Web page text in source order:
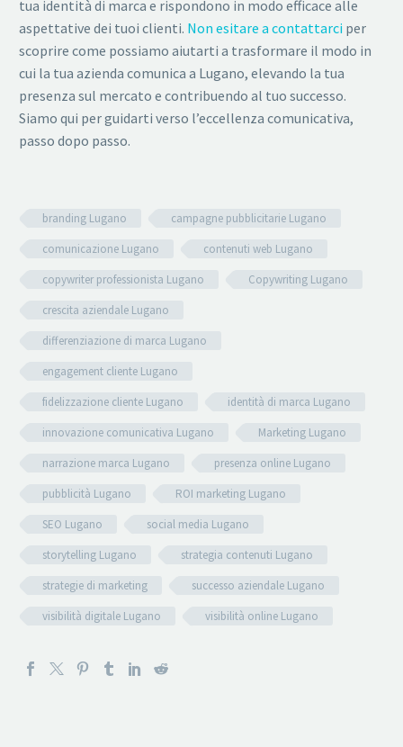
tua identità di marca e rispondono in modo efficace alle
aspettative dei tuoi clienti. Non esitare a contattarci per
scoprire come possiamo aiutarti a trasformare il modo in
cui la tua azienda comunica a Lugano, elevando la tua
presenza sul mercato e contribuendo al tuo successo.
Siamo qui per guidarti verso l’eccellenza comunicativa,
passo dopo passo.
branding Lugano
campagne pubblicitarie Lugano
comunicazione Lugano
contenuti web Lugano
copywriter professionista Lugano
Copywriting Lugano
crescita aziendale Lugano
differenziazione di marca Lugano
engagement cliente Lugano
fidelizzazione cliente Lugano
identità di marca Lugano
innovazione comunicativa Lugano
Marketing Lugano
narrazione marca Lugano
presenza online Lugano
pubblicità Lugano
ROI marketing Lugano
SEO Lugano
social media Lugano
storytelling Lugano
strategia contenuti Lugano
strategie di marketing
successo aziendale Lugano
visibilità digitale Lugano
visibilità online Lugano